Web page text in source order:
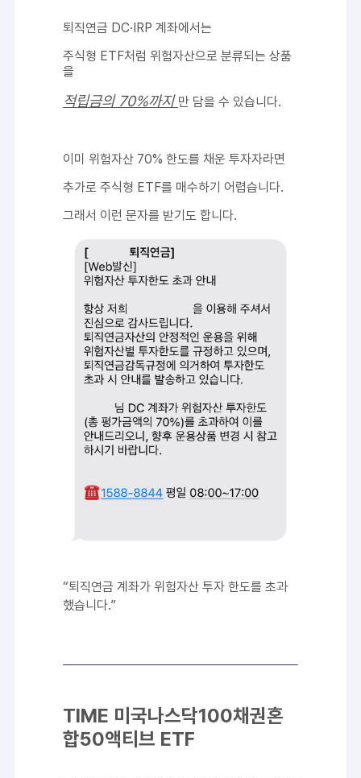
퇴직연금 DC·IRP 계좌에서는
주식형 ETF처럼 위험자산으로 분류되는 상품
을
적립금의 70%까지 만 담을 수 있습니다.
이미 위험자산 70% 한도를 채운 투자자라면
추가로 주식형 ETF를 매수하기 어렵습니다.
그래서 이런 문자를 받기도 합니다.
“퇴직연금 계좌가 위험자산 투자 한도를 초과
했습니다.”
TIME 미국나스닥100채권혼
합50액티브 ETF